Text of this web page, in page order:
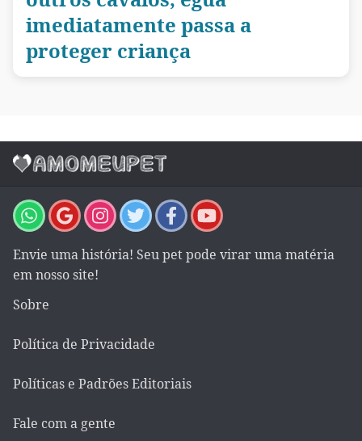
imediatamente passa a
proteger criança
Envie uma história! Seu pet pode virar uma matéria
em nosso site!
Sobre
Política de Privacidade
Políticas e Padrões Editoriais
Fale com a gente